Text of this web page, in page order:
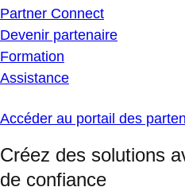
Partner Connect
Devenir partenaire
Formation
Assistance
Accéder au portail des
Créez des solutions
de confiance